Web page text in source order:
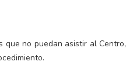
que no puedan asistir al Centro,